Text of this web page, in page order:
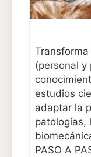
(personal y
estudios
adaptar la
patologías,
PASO A